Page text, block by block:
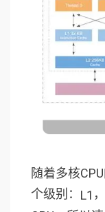
随着多核
个级别： L1 ，